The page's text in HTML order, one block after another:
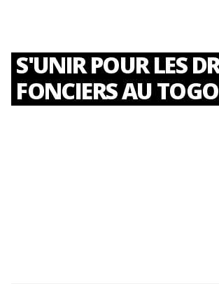
S'UNIR POUR LES
FONCIERS AU TOGO